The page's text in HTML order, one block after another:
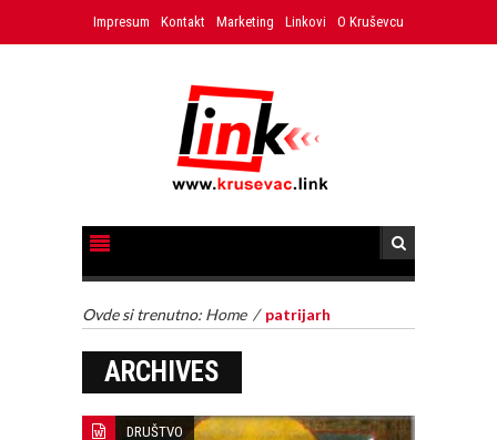
Impresum Kontakt Marketing Linkovi O Kruševcu
Ovde si trenutno: Home / patrijarh
ARCHIVES
DRUŠTVO